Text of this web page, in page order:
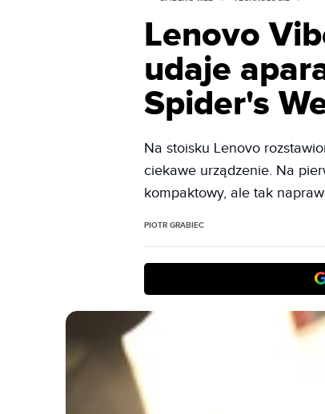
Lenovo
udaje
Spider's
Na stoisku Lenovo
ciekawe urządzenie. Na
kompaktowy, ale tak
PIOTR GRABIEC